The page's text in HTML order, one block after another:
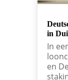
in
In
en